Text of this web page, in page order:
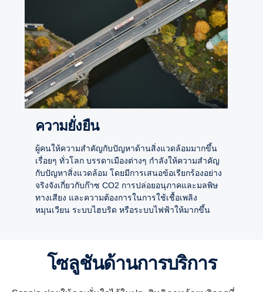
ความยั่งยืน
ผู้คนให้ความสำคัญกับปัญหาด้านสิ่งแวดล้อมมากขึ้น
เรื่อยๆ ทั่วโลก บรรดาเมืองต่างๆ กำลังให้ความสำคัญ
กับปัญหาสิ่งแวดล้อม โดยมีการเสนอข้อเรียกร้องอย่าง
จริงจังเกี่ยวกับก๊าซ CO2 การปล่อยอนุภาคและมลพิษ
ทางเสียง และความต้องการในการใช้เชื้อเพลิง
หมุนเวียน ระบบไฮบริด หรือระบบไฟฟ้าให้มากขึ้น
โซลูชันด้านการบริการ